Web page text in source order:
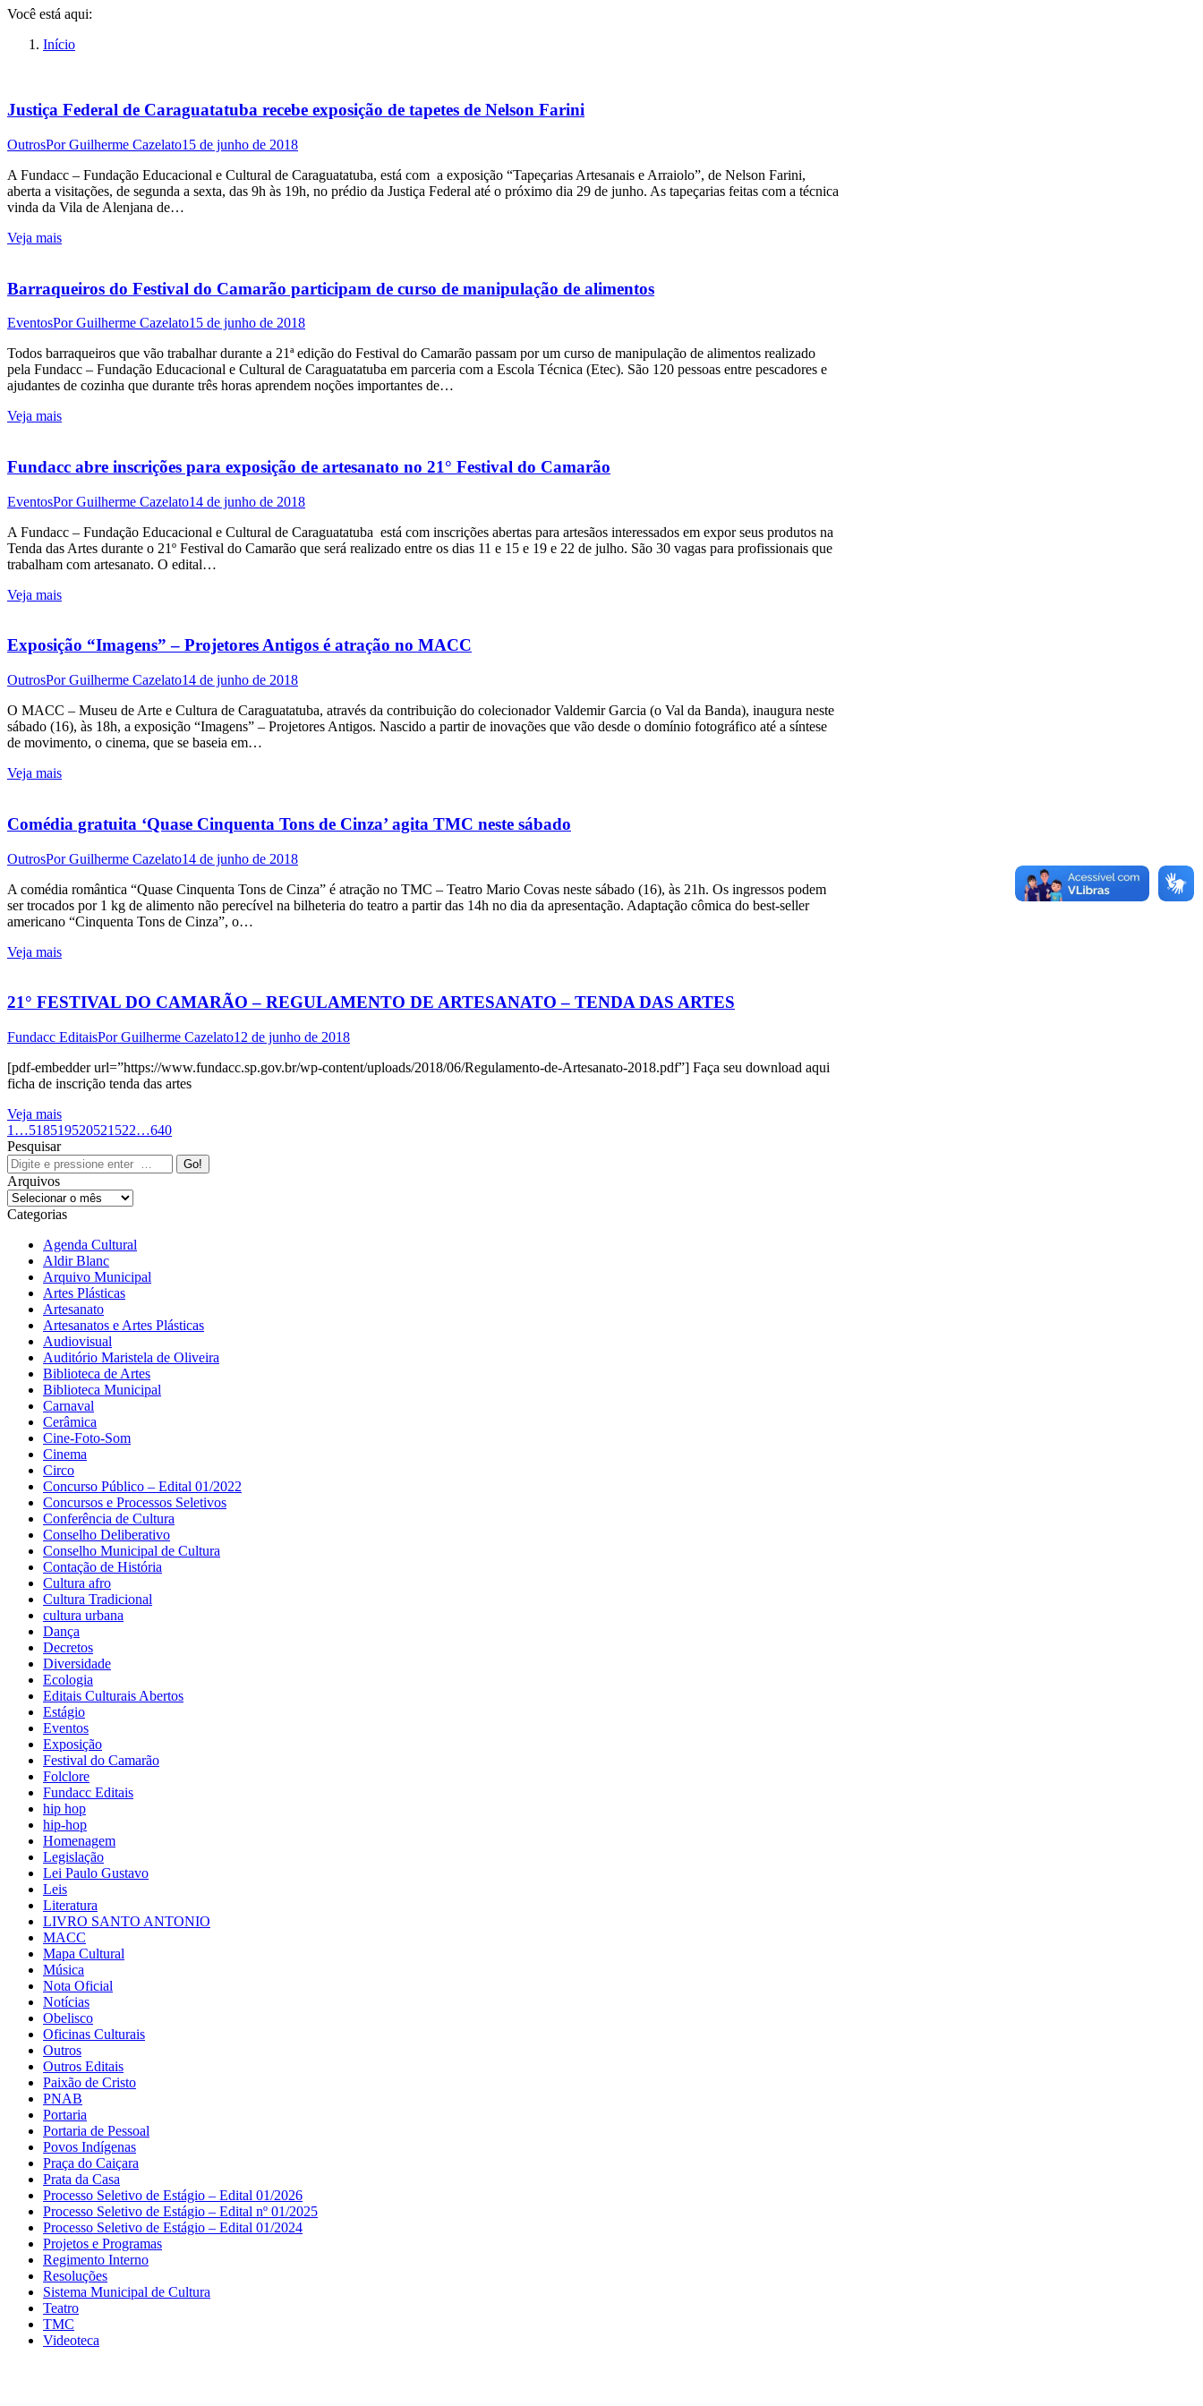
page
page
page
Você está aqui:
Início
Justiça Federal de Caraguatatuba recebe exposição de tapetes de Nelson Farini
OutrosPorGuilherme Cazelato15 de junho de 2018
A Fundacc – Fundação Educacional e Cultural de Caraguatatuba, está com a exposição “Tapeçarias Artesanais e Arraiolo”, de Nelson Farini,
aberta a visitações, de segunda a sexta, das 9h às 19h, no prédio da Justiça Federal até o próximo dia 29 de junho. As tapeçarias feitas com a técnica
vinda da Vila de Alenjana de…
Veja mais
Barraqueiros do Festival do Camarão participam de curso de manipulação de alimentos
EventosPorGuilherme Cazelato15 de junho de 2018
Todos barraqueiros que vão trabalhar durante a 21ª edição do Festival do Camarão passam por um curso de manipulação de alimentos realizado
pela Fundacc – Fundação Educacional e Cultural de Caraguatatuba em parceria com a Escola Técnica (Etec). São 120 pessoas entre pescadores e
ajudantes de cozinha que durante três horas aprendem noções importantes de…
Veja mais
Fundacc abre inscrições para exposição de artesanato no 21° Festival do Camarão
EventosPorGuilherme Cazelato14 de junho de 2018
A Fundacc – Fundação Educacional e Cultural de Caraguatatuba está com inscrições abertas para artesãos interessados em expor seus produtos na
Tenda das Artes durante o 21º Festival do Camarão que será realizado entre os dias 11 e 15 e 19 e 22 de julho. São 30 vagas para profissionais que
trabalham com artesanato. O edital…
Veja mais
Exposição “Imagens” – Projetores Antigos é atração no MACC
OutrosPorGuilherme Cazelato14 de junho de 2018
O MACC – Museu de Arte e Cultura de Caraguatatuba, através da contribuição do colecionador Valdemir Garcia (o Val da Banda), inaugura neste
sábado (16), às 18h, a exposição “Imagens” – Projetores Antigos. Nascido a partir de inovações que vão desde o domínio fotográfico até a síntese
de movimento, o cinema, que se baseia em…
Veja mais
Comédia gratuita ‘Quase Cinquenta Tons de Cinza’ agita TMC neste sábado
OutrosPorGuilherme Cazelato14 de junho de 2018
A comédia romântica “Quase Cinquenta Tons de Cinza” é atração no TMC – Teatro Mario Covas neste sábado (16), às 21h. Os ingressos podem
ser trocados por 1 kg de alimento não perecível na bilheteria do teatro a partir das 14h no dia da apresentação. Adaptação cômica do best-seller
americano “Cinquenta Tons de Cinza”, o…
Veja mais
21° FESTIVAL DO CAMARÃO – REGULAMENTO DE ARTESANATO – TENDA DAS ARTES
Fundacc EditaisPorGuilherme Cazelato12 de junho de 2018
[pdf-embedder url=”https://www.fundacc.sp.gov.br/wp-content/uploads/2018/06/Regulamento-de-Artesanato-2018.pdf”] Faça seu download aqui
ficha de inscrição tenda das artes
Veja mais
1 …518519520521 522…640
Pesquisar
Search:
Arquivos
Arquivos
Categorias
Agenda Cultural
Aldir Blanc
Arquivo Municipal
Artes Plásticas
Artesanato
Artesanatos e Artes Plásticas
Audiovisual
Auditório Maristela de Oliveira
Biblioteca de Artes
Biblioteca Municipal
Carnaval
Cerâmica
Cine-Foto-Som
Cinema
Circo
Concurso Público – Edital 01/2022
Concursos e Processos Seletivos
Conferência de Cultura
Conselho Deliberativo
Conselho Municipal de Cultura
Contação de História
Cultura afro
Cultura Tradicional
cultura urbana
Dança
Decretos
Diversidade
Ecologia
Editais Culturais Abertos
Estágio
Eventos
Exposição
Festival do Camarão
Folclore
Fundacc Editais
hip hop
hip-hop
Homenagem
Legislação
Lei Paulo Gustavo
Leis
Literatura
LIVRO SANTO ANTONIO
MACC
Mapa Cultural
Música
Nota Oficial
Notícias
Obelisco
Oficinas Culturais
Outros
Outros Editais
Paixão de Cristo
PNAB
Portaria
Portaria de Pessoal
Povos Indígenas
Praça do Caiçara
Prata da Casa
Processo Seletivo de Estágio – Edital 01/2026
Processo Seletivo de Estágio – Edital nº 01/2025
Processo Seletivo de Estágio – Edital 01/2024
Projetos e Programas
Regimento Interno
Resoluções
Sistema Municipal de Cultura
Teatro
TMC
Videoteca